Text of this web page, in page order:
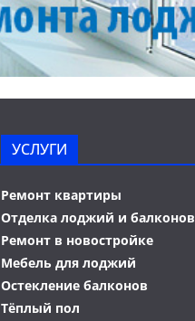
УСЛУГИ
Ремонт квартиры
Отделка лоджий и балконов
Ремонт в новостройке
Мебель для лоджий
Остекление балконов
Тёплый пол